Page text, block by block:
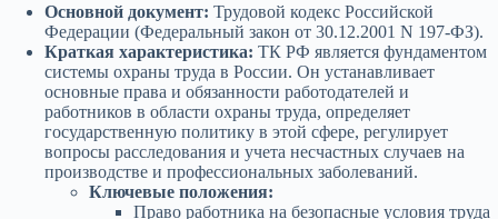
Основной документ: Трудовой кодекс Российской
Федерации (Федеральный закон от 30.12.2001 N 197-ФЗ).
Краткая характеристика: ТК РФ является фундаментом
системы охраны труда в России. Он устанавливает
основные права и обязанности работодателей и
работников в области охраны труда, определяет
государственную политику в этой сфере, регулирует
вопросы расследования и учета несчастных случаев на
производстве и профессиональных заболеваний.
Ключевые положения:
Право работника на безопасные условия труда